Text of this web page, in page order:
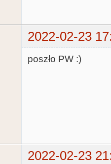
2022-02-23
poszło PW :)
2022-02-23